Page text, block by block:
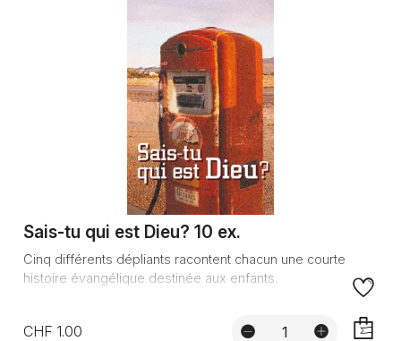
Sais-tu qui est Dieu? 10 ex.
Cinq différents dépliants racontent chacun une courte
histoire évangélique destinée aux enfants.
CHF 1.00